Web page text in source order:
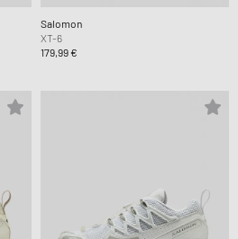
Salomon
XT-6
179,99 €